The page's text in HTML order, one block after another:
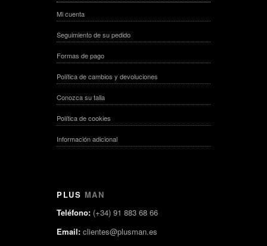
Mi cuenta
Seguimiento de su pedido
Formas de pago
Política de cambios y devoluciones
Conozca su talla
Política de cookies
Información adicional
PLUS MAN
Teléfono: (+34) 91 883 68 66
Email: clientes@plusman.es